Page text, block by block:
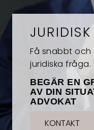
Få snabbt och
juridiska fråga.
BEGÄR EN
AV DIN
ADVOKAT
KONTAKT